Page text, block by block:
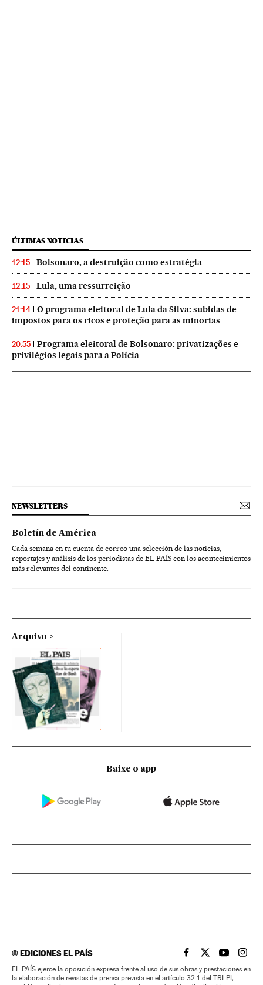
ÚLTIMAS NOTICIAS
12:15 Bolsonaro, a destruição como estratégia
12:15 Lula, uma ressurreição
21:14
O programa eleitoral de Lula da Silva: subidas de
impostos para os ricos e proteção para as minorias
20:55
Programa eleitoral de Bolsonaro: privatizações e
privilégios legais para a Polícia
NEWSLETTERS
Boletín de América
Cada semana en tu cuenta de correo una selección de las noticias,
reportajes y análisis de los periodistas de EL PAÍS con los acontecimientos
más relevantes del continente.
Arquivo
Baixe o app
©EDICIONES EL PAÍS EL PAÍS BRASIL EN
EL PAÍSEL PAÍS
EL
EL PAÍS ejerce la oposición expresa frente al uso de sus obras y prestaciones en
la elaboración de revistas de prensa prevista en el artículo 32.1 del TRLPI;